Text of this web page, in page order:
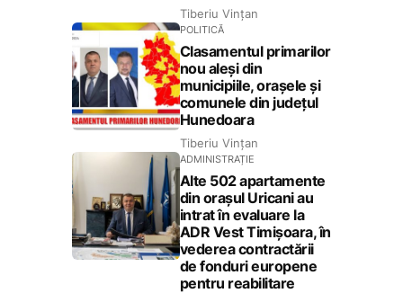
Tiberiu Vințan
POLITICĂ
Clasamentul primarilor
nou aleși din
municipiile, orașele și
comunele din județul
Hunedoara
Tiberiu Vințan
ADMINISTRAȚIE
Alte 502 apartamente
din orașul Uricani au
intrat în evaluare la
ADR Vest Timișoara, în
vederea contractării
de fonduri europene
pentru reabilitare